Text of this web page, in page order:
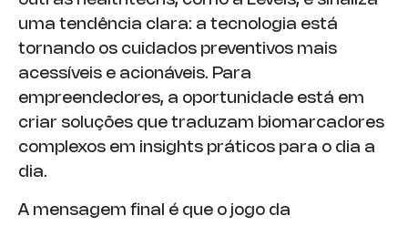
uma tendência clara: a tecnologia está
tornando os cuidados preventivos mais
acessíveis e acionáveis. Para
empreendedores, a oportunidade está em
criar soluções que traduzam biomarcadores
complexos em insights práticos para o dia a
dia.
A mensagem final é que o jogo da